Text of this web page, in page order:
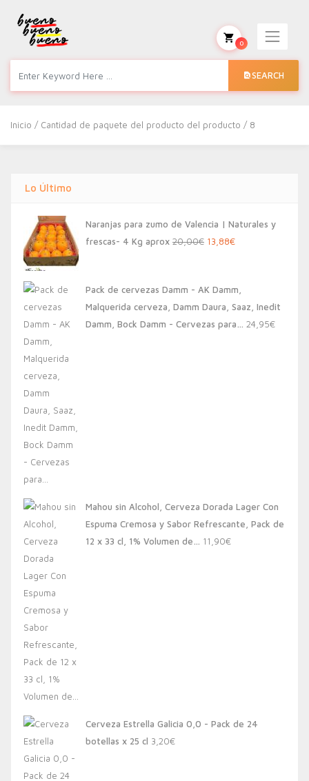
SEARCH
0
Inicio / Cantidad de paquete del producto del producto / 8
Lo Último
Naranjas para zumo de Valencia | Naturales y
frescas- 4 Kg aprox 20,00€ El
era:
20,00€.
13,88€El
es:
13,88€.
Pack de cervezas Damm - AK Damm,
Malquerida cerveza, Damm Daura, Saaz, Inedit
Damm, Bock Damm - Cervezas para… 24,95€
Mahou sin Alcohol, Cerveza Dorada Lager Con
Espuma Cremosa y Sabor Refrescante, Pack de
12 x 33 cl, 1% Volumen de… 11,90€
Cerveza Estrella Galicia 0,0 - Pack de 24
botellas x 25 cl 3,20€